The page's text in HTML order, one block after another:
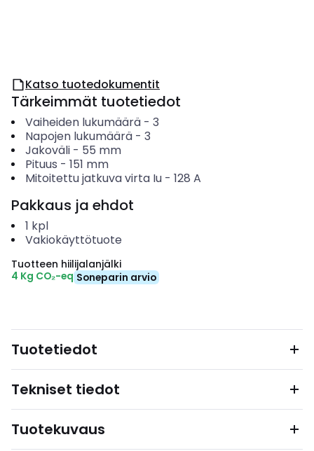
Katso tuotedokumentit
Tärkeimmät tuotetiedot
Vaiheiden lukumäärä- 3
Napojen lukumäärä- 3
Jakoväli- 55 mm
Pituus - 151 mm
Mitoitettu jatkuva virta Iu- 128 A
Pakkaus ja ehdot
1 kpl
Vakiokäyttötuote
Tuotteen hiilijalanjälki
4 Kg CO₂-eq Soneparin arvio
Tuotetiedot
Tekniset tiedot
Tuotekuvaus